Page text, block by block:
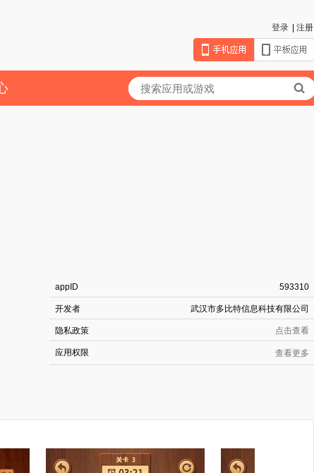
注册
登录
appID 593310
开发者 武汉市多比特信息科技有限公司
隐私政策 点击查看
应用权限 查看更多